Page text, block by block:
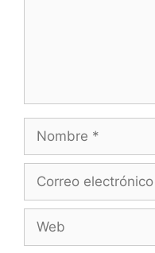
Nombre
Correo
Web